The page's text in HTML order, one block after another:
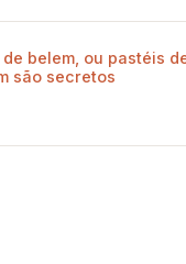
belem, ou pastéis
são secretos